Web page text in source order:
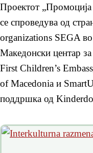
Проектот
се спроведува од
organizations SEGA
Македонски центар
First Children’s
of Macedonia и
поддршка од